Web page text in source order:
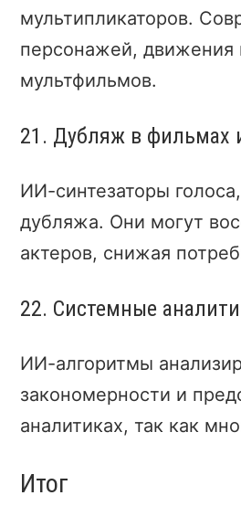
мультипликаторов.
персонажей, движения
мультфильмов.
21. Дубляж в фильмах
ИИ-синтезаторы
дубляжа. Они могут
актеров, снижая
22. Системные
ИИ-алгоритмы
закономерности и
аналитиках, так как
Итог